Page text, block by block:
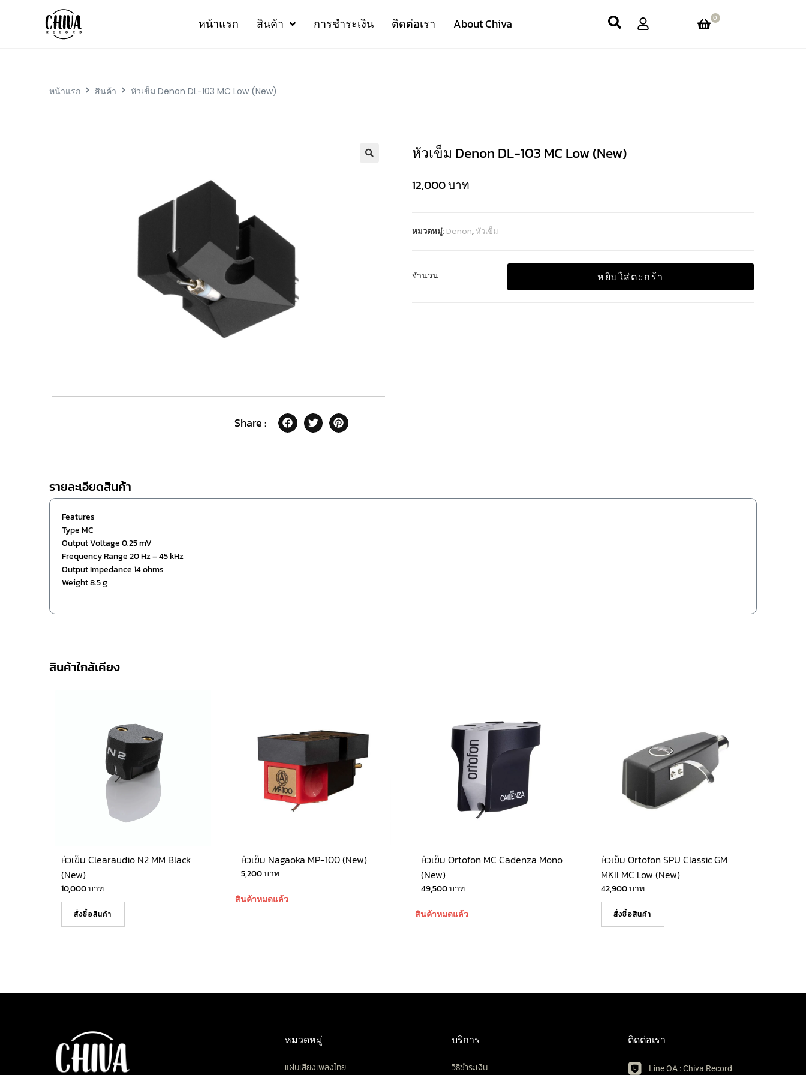
หน้าแรก สินค้า การชำระเงิน ติดต่อเรา About Chiva 0
หน้าแรก สินค้า หัวเข็ม Denon DL-103 MC Low (New)
Share :
หัวเข็ม Denon DL-103 MC Low (New)
12,000บาท
หมวดหมู่: Denon,หัวเข็ม
จำนวน หยิบใส่ตะกร้า
รายละเอียดสินค้า
Features
Type MC
Output Voltage 0.25 mV
Frequency Range 20 Hz – 45 kHz
Output Impedance 14 ohms
Weight 8.5 g
สินค้าใกล้เคียง
หัวเข็ม Clearaudio N2 MM Black
(New)
10,000บาท
สั่งซื้อสินค้า
หัวเข็ม Nagaoka MP-100 (New)
5,200บาท
สินค้าหมดแล้ว
หัวเข็ม Ortofon MC Cadenza Mono
(New)
49,500บาท
สินค้าหมดแล้ว
หัวเข็ม Ortofon SPU Classic GM
MKII MC Low (New)
42,900บาท
สั่งซื้อสินค้า
หมวดหมู่
แผ่นเสียงเพลงไทย
บริการ
วิธีชำระเงิน
ติดต่อเรา
Line OA : Chiva Record